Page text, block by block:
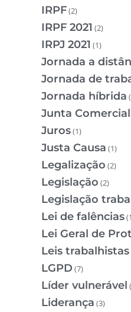
IRPF(2)
IRPF 2021 (2)
IRPJ 2021 (1)
Jornada a
Jornada de
Jornada híbrida
Junta Comercial
Juros(1)
Justa Causa (1)
Legalização (2)
Legislação (2)
Legislação
Lei de falências
Lei Geral de
Leis trabalhistas
LGPD (7)
Líder vulnerável
Liderança (3)